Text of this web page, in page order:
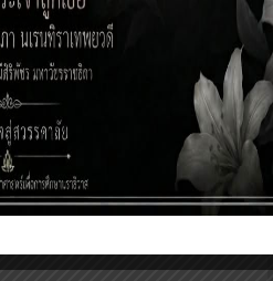
รมพัสดุ
Voratuch Manee